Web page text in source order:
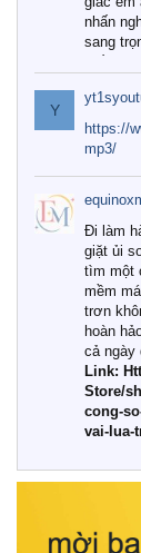
nhấn
sang
Tuy
với vô
như
được
cấp
khí hậu
đình?
giải
1. Tại
chuộng
Khác
thường,
cao cấp
nghiêm
liệu tự
nhuộm
này,
hồi
Y
https://
mp3/
Đi làm
giặt ủi
tìm một
mềm
trơn
hoàn
cả ngày
Link:
Store/
cong-
vai-lua-